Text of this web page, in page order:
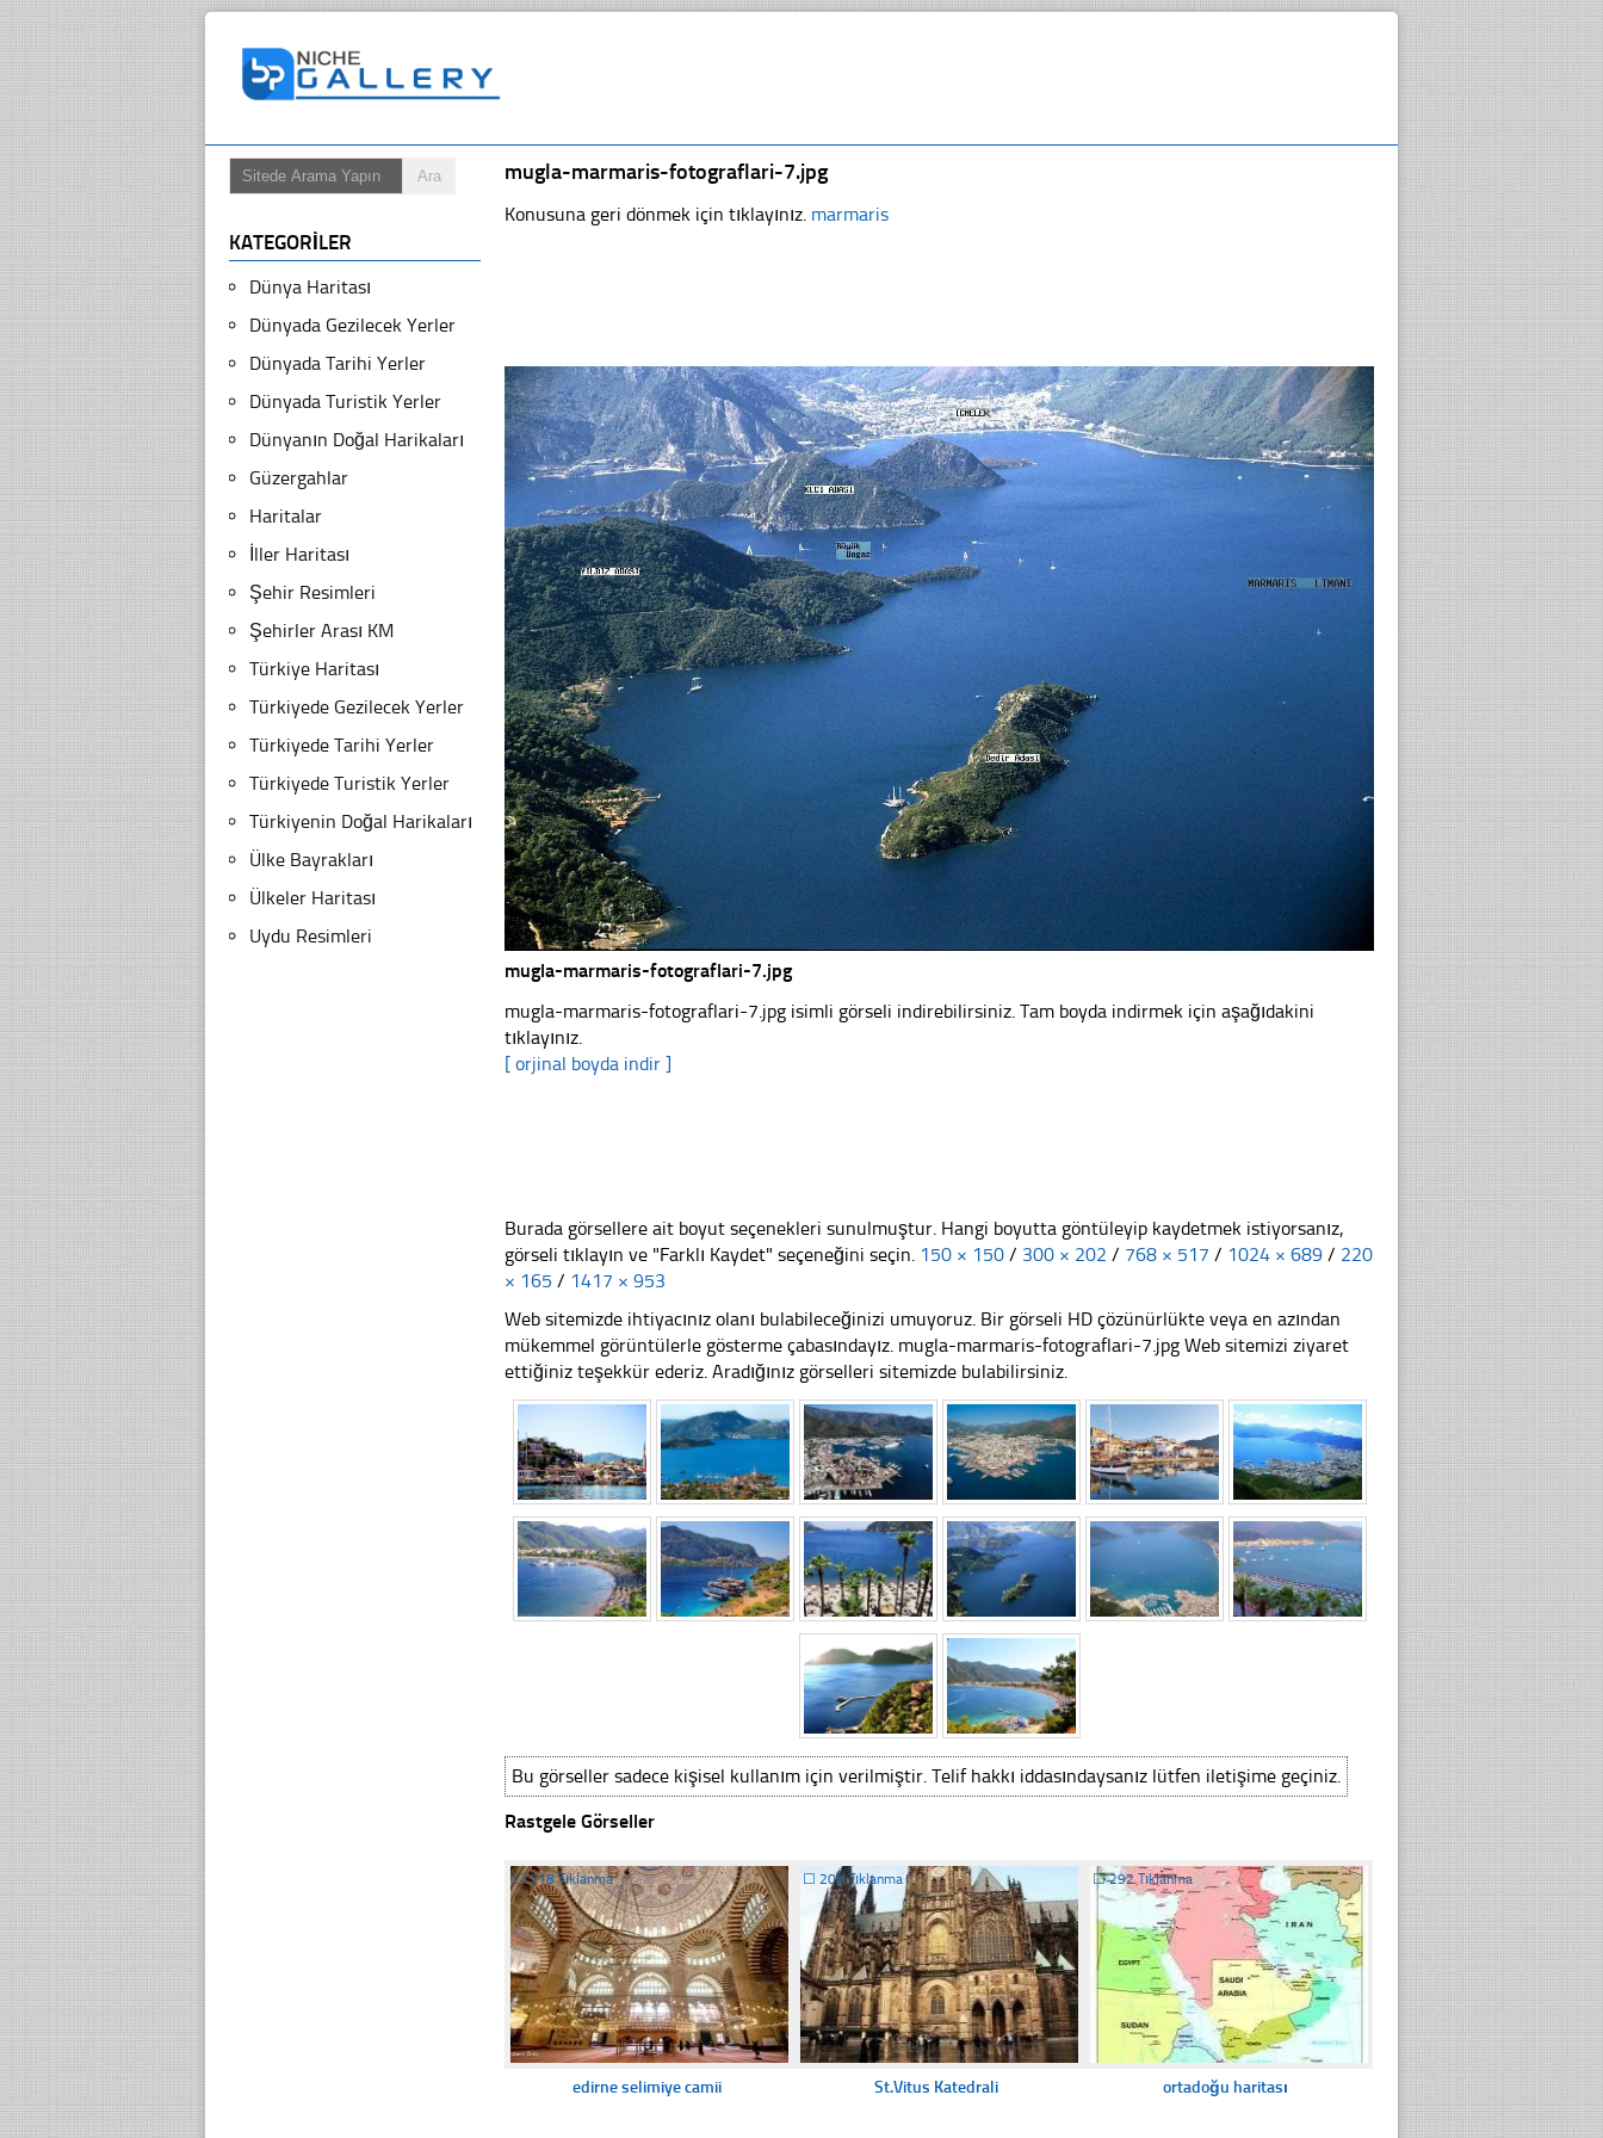
mugla-marmaris-fotograflari-7.jpg
Konusuna geri dönmek için tıklayınız. marmaris
mugla-marmaris-fotograflari-7.jpg
mugla-marmaris-fotograflari-7.jpg isimli görseli indirebilirsiniz. Tam boyda indirmek için aşağıdakini
tıklayınız.
[ orjinal boyda indir ]
Burada görsellere ait boyut seçenekleri sunulmuştur. Hangi boyutta göntüleyip kaydetmek istiyorsanız,
görseli tıklayın ve "Farklı Kaydet" seçeneğini seçin. 150 × 150 / 300 × 202 / 768 × 517 / 1024 × 689 / 220
× 165 / 1417 × 953
Web sitemizde ihtiyacınız olanı bulabileceğinizi umuyoruz. Bir görseli HD çözünürlükte veya en azından
mükemmel görüntülerle gösterme çabasındayız. mugla-marmaris-fotograflari-7.jpg Web sitemizi ziyaret
ettiğiniz teşekkür ederiz. Aradığınız görselleri sitemizde bulabilirsiniz.
Bu görseller sadece kişisel kullanım için verilmiştir. Telif hakkı iddasındaysanız lütfen iletişime geçiniz.
Rastgele Görseller
☐218 Tıklanma
edirne selimiye camii
☐ 209 Tıklanma
St.Vitus Katedrali
☐292 Tıklanma
ortadoğu haritası
KATEGORILER
Dünya Haritası
Dünyada Gezilecek Yerler
Dünyada Tarihi Yerler
Dünyada Turistik Yerler
Dünyanın Doğal Harikaları
Güzergahlar
Haritalar
İller Haritası
Şehir Resimleri
Şehirler Arası KM
Türkiye Haritası
Türkiyede Gezilecek Yerler
Türkiyede Tarihi Yerler
Türkiyede Turistik Yerler
Türkiyenin Doğal Harikaları
Ülke Bayrakları
Ülkeler Haritası
Uydu Resimleri